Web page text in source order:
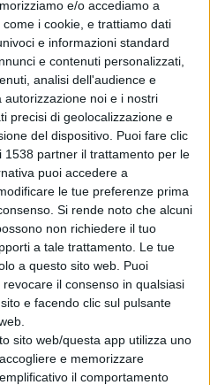
e/o accediamo a
i cookie, e trattiamo dati
e informazioni standard
e contenuti personalizzati,
analisi dell'audience e
autorizzazione noi e i nostri
precisi di geolocalizzazione e
del dispositivo. Puoi fare clic
partner il trattamento per le
puoi accedere a
le tue preferenze prima
Si rende noto che alcuni
non richiedere il tuo
a tale trattamento. Le tue
a questo sito web. Puoi
il consenso in qualsiasi
e facendo clic sul pulsante
sito web/questa app utilizza uno
e memorizzare
il comportamento
alcuni piattiche hanno
danneggiandone
sarebbe poi rientrato in
ad aria compressa
, e sparare due colpi sui
nell'abitazione e, dopo
arrestato per
e tentate lesioni
sotto sequestro l’arma
domiciliare hanno
elettrico dell’abitazione